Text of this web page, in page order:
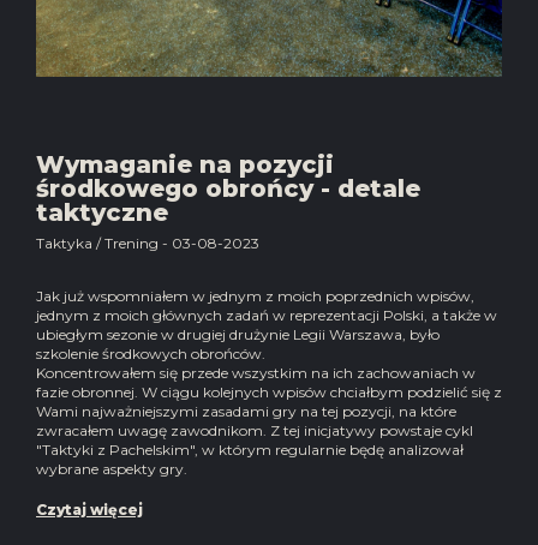
Wymaganie na pozycji
środkowego obrońcy - detale
taktyczne
Taktyka / Trening - 03-08-2023
Jak już wspomniałem w jednym z moich poprzednich wpisów,
jednym z moich głównych zadań w reprezentacji Polski, a także w
ubiegłym sezonie w drugiej drużynie Legii Warszawa, było
szkolenie środkowych obrońców.
Koncentrowałem się przede wszystkim na ich zachowaniach w
fazie obronnej. W ciągu kolejnych wpisów chciałbym podzielić się z
Wami najważniejszymi zasadami gry na tej pozycji, na które
zwracałem uwagę zawodnikom. Z tej inicjatywy powstaje cykl
"Taktyki z Pachelskim", w którym regularnie będę analizował
wybrane aspekty gry.
Czytaj więcej